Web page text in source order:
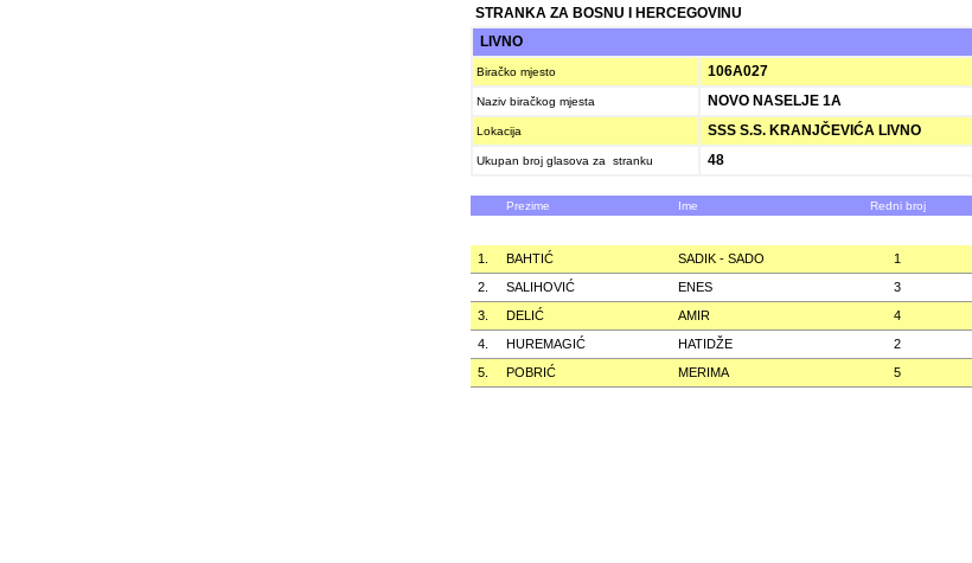
STRANKA ZA BOSNU I HERCEGOVINU
LIVNO
Biračko mjesto 106A027
Naziv biračkog mjesta NOVO NASELJE 1A
Lokacija SSS S.S. KRANJČEVIĆA LIVNO
Ukupan broj glasova za stranku 48
Prezime Ime Redni broj
1. BAHTIĆ SADIK - SADO 1
2.
SALIHOVIĆ ENES 3
3.
DELIĆ AMIR 4
4.
HUREMAGIĆ HATIDŽE 2
5.
POBRIĆ MERIMA 5